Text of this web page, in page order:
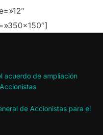
acuerdo de ampliación
de Accionistas para el